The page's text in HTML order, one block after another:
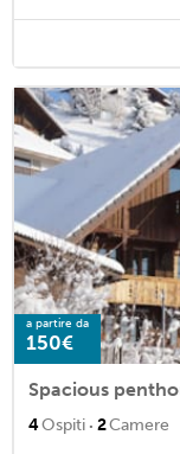
a partire da
150€
4Ospiti · 2Camere